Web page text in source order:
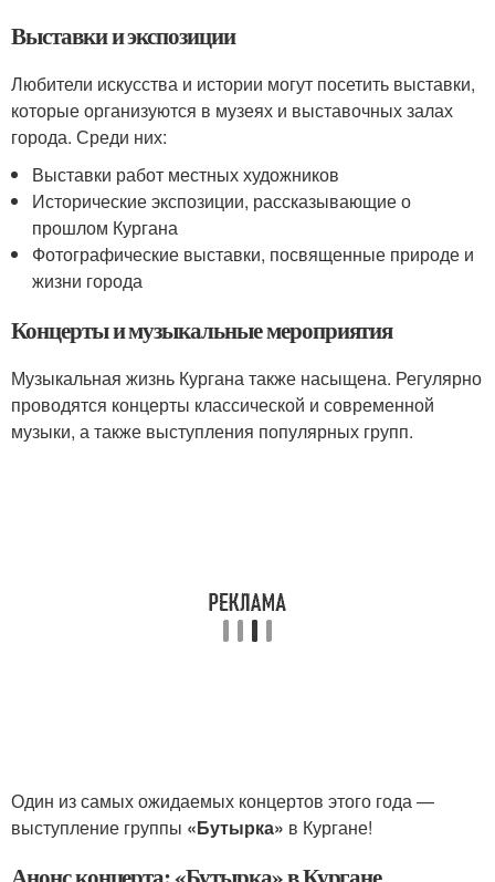
Выставки и экспозиции
Любители искусства и истории могут посетить выставки,
которые организуются в музеях и выставочных залах
города. Среди них:
Выставки работ местных художников
Исторические экспозиции, рассказывающие о
прошлом Кургана
Фотографические выставки, посвященные природе и
жизни города
Концерты и музыкальные мероприятия
Музыкальная жизнь Кургана также насыщена. Регулярно
проводятся концерты классической и современной
музыки, а также выступления популярных групп.
Один из самых ожидаемых концертов этого года —
выступление группы «Бутырка» в Кургане!